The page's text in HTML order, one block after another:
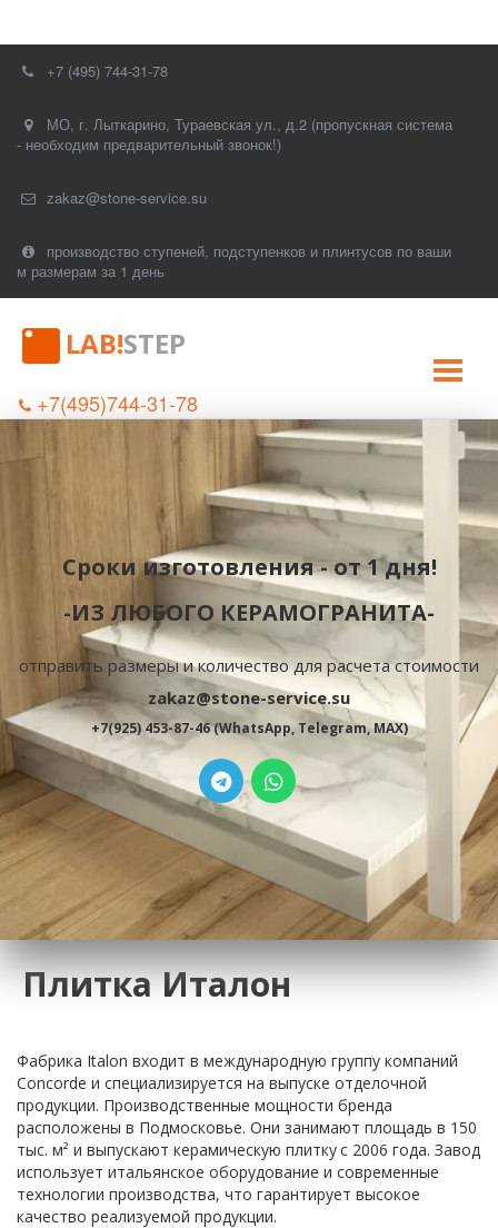
+7 (495) 744-31-78
МО, г. Лыткарино, Тураевская ул., д.2 (пропускная система
- необходим предварительный звонок!)
zakaz@stone-service.su
производство ступеней, подступенков и плинтусов по ваши
м размерам за 1 день
LAB!STEP
+7(495)744-31-78
Сроки изготовления - от 1 дня!
-ИЗ ЛЮБОГО КЕРАМОГРАНИТА-
отправить размеры и количество для расчета стоимости
zakaz@stone-service.su
+7(925) 453-87-46 (WhatsApp, Telegram, MAX)
Плитка Италон
Фабрика Italon входит в международную группу компаний
Concorde и специализируется на выпуске отделочной
продукции. Производственные мощности бренда
расположены в Подмосковье. Они занимают площадь в 150
тыс. м² и выпускают керамическую плиткус 2006 года. Завод
использует итальянское оборудование и современные
технологии производства, что гарантирует высокое
качество реализуемой продукции.